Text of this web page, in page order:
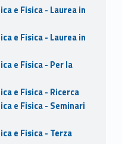
e Fisica - Laurea in
e Fisica - Laurea in
e Fisica - Per la
e Fisica - Ricerca
e Fisica - Seminari
e Fisica - Terza